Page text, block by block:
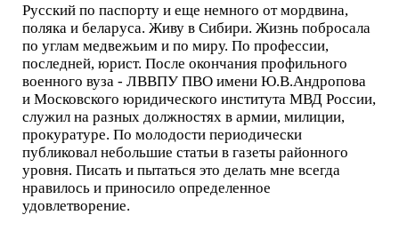
Русский по паспорту и еще немного от мордвина,
поляка и беларуса. Живу в Сибири. Жизнь побросала
по углам медвежьим и по миру. По профессии,
последней, юрист. После окончания профильного
военного вуза - ЛВВПУ ПВО имени Ю.В.Андропова
и Московского юридического института МВД России,
служил на разных должностях в армии, милиции,
прокуратуре. По молодости периодически
публиковал небольшие статьи в газеты районного
уровня. Писать и пытаться это делать мне всегда
нравилось и приносило определенное
удовлетворение.